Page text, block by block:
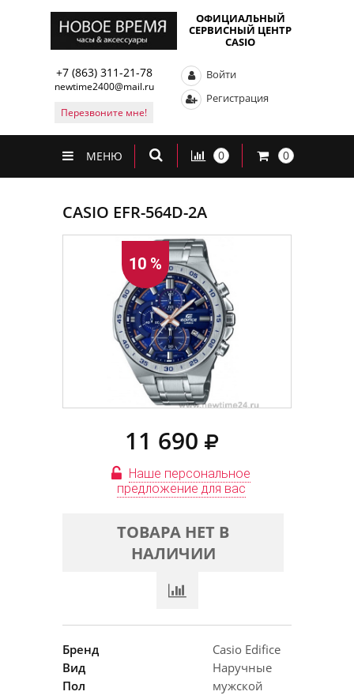
ОФИЦИАЛЬНЫЙ
СЕРВИСНЫЙ ЦЕНТР
CASIO
+7 (863) 311-21-78
newtime2400@mail.ru
Перезвоните мне!
Войти
Регистрация
МЕНЮ 0 0
CASIO EFR-564D-2A
10 %
11 690
Наше персональное
предложение для вас
ТОВАРА НЕТ В
НАЛИЧИИ
Бренд
Casio Edifice
Вид
Наручные
Пол
мужской